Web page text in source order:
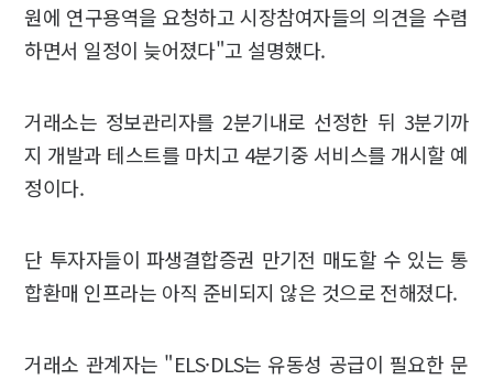
원에 연구용역을 요청하고 시장참여자들의 의견을 수렴
하면서 일정이 늦어졌다"고 설명했다.
거래소는 정보관리자를 2분기내로 선정한 뒤 3분기까
지 개발과 테스트를 마치고 4분기중 서비스를 개시할 예
정이다.
단 투자자들이 파생결합증권 만기전 매도할 수 있는 통
합환매 인프라는 아직 준비되지 않은 것으로 전해졌다.
거래소 관계자는 "ELS·DLS는 유동성 공급이 필요한 문